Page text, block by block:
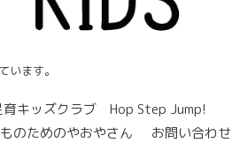
います。
育キッズクラブ Hop Step Jump!
のためのやおやさん お問い合わせ